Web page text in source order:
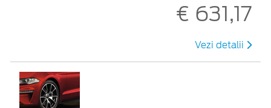
€ 631,17
Vezi detalii